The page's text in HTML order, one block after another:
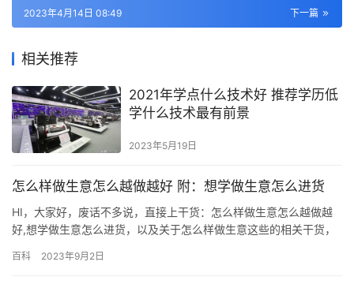
下一篇
2023年4月14日 08:49
相关推荐
2021年学点什么技术好 推荐学历低
学什么技术最有前景
2023年5月19日
怎么样做生意怎么越做越好 附：想学做生意怎么进货
HI，大家好，废话不多说，直接上干货：怎么样做生意怎么越做越
好,想学做生意怎么进货，以及关于怎么样做生意这些的相关干货，
事。 第一条：与人打交道要有警惕，不要过分的相信人。 在生意场
百科 2023年9月2日